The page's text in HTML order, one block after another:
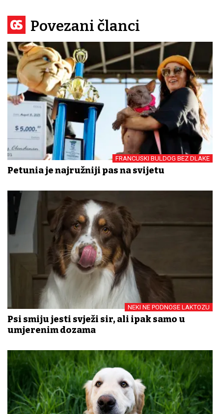
Povezani članci
FRANCUSKI BULDOG BEZ DLAKE
Petunia je najružniji pas na svijetu
NEKI NE PODNOSE LAKTOZU
Psi smiju jesti svježi sir, ali ipak samo u
umjerenim dozama